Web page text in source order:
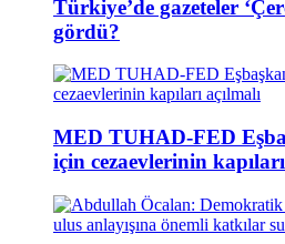
Türkiye’de gazeteler
gördü?
MED TUHAD-FED
için cezaevlerinin kapıları